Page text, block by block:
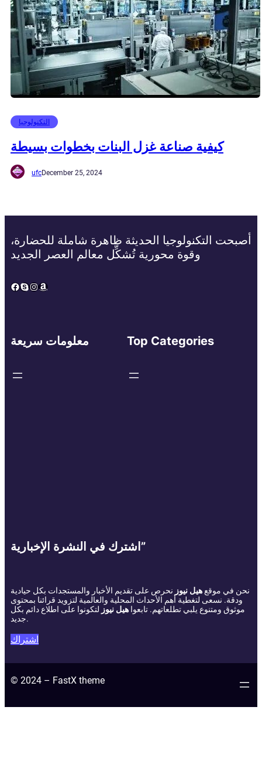
التكنولوجيا
كيفية صناعة غزل البنات بخطوات بسيطة
ufcDecember 25, 2024
أصبحت التكنولوجيا الحديثة ظاهرة شاملة للحضارة،
وقوة محورية تُشكِّل معالم العصر الجديد
Facebook
Skype
Instagram
Amazon
معلومات سريعة Top Categories
اشترك في النشرة الإخبارية”
نحن في موقع هيل نيوز نحرص على تقديم الأخبار والمستجدات بكل حيادية
ودقة. نسعى لتغطية أهم الأحداث المحلية والعالمية لتزويد قرائنا بمحتوى
موثوق ومتنوع يلبي تطلعاتهم. تابعوا هيل نيوز لتكونوا على اطلاع دائم بكل
جديد.
اشتراك
© 2024 – FastX theme